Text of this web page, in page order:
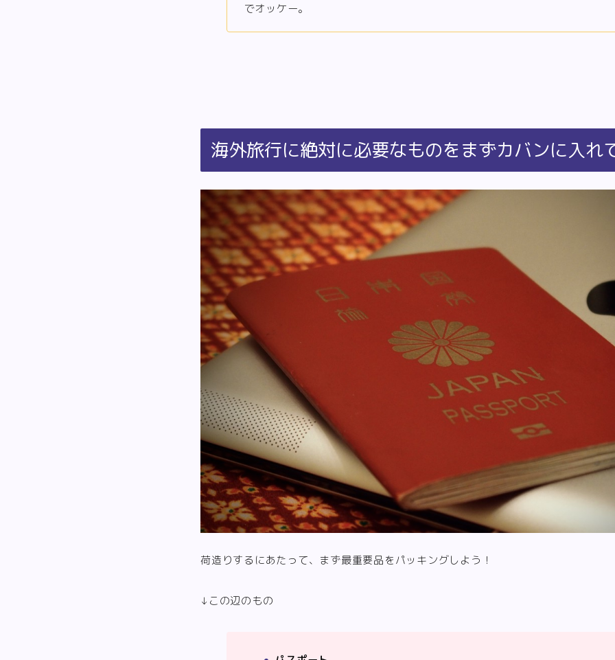
でオッケー。
海外旅行に絶対に必要なものをまずカバンに入れ
荷造りするにあたって、まず最重要品をパッキングしよう！
↓この辺のもの